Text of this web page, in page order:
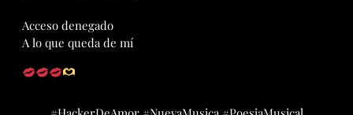
Acceso denegado
A lo que queda de mí